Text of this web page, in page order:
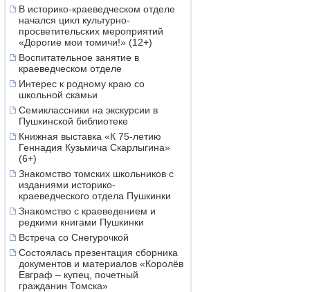
В историко-краеведческом отделе
начался цикл культурно-
просветительских мероприятий
«Дорогие мои томичи!» (12+)
Воспитательное занятие в
краеведческом отделе
Интерес к родному краю со
школьной скамьи
Семиклассники на экскурсии в
Пушкинской библиотеке
Книжная выставка «К 75-летию
Геннадия Кузьмича Скарлыгина»
(6+)
Знакомство томских школьников с
изданиями историко-
краеведческого отдела Пушкинки
Знакомство с краеведением и
редкими книгами Пушкинки
Встреча со Снегурочкой
Состоялась презентация сборника
документов и материалов «Королёв
Евграф – купец, почетный
гражданин Томска»